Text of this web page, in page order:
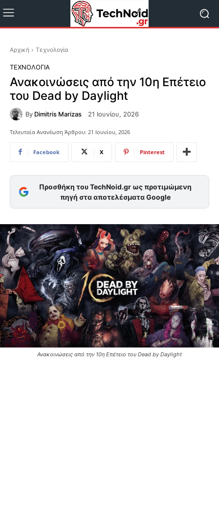
Αρχική Τεχνολογία
ΤΕΧΝΟΛΟΓΊΑ
Ανακοινώσεις από την 10η Επέτειο
του Dead by Daylight
By Dimitris Marizas 21 Ιουνίου, 2026
Τελευταία Ανανέωση Άρθρου: 21 Ιουνίου, 2026
Facebook X Pinterest
Προσθήκη του TechNoid.gr ως προτιμώμενη
πηγή στα αποτελέσματα Google
Ανακοινώσεις από την 10η Επέτειο του Dead by Daylight